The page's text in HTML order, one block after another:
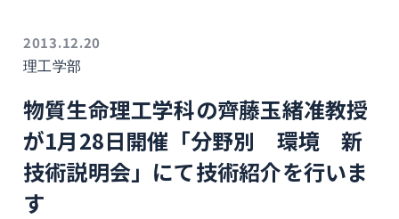
2013.12.20
理工学部
物質生命理工学科の齊藤玉緒准教授
が1月28日開催「分野別 環境 新
技術説明会」にて技術紹介を行いま
す